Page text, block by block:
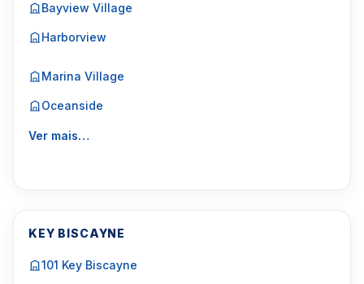
Bayview Village
Harborview
Marina Village
Oceanside
Ver mais…
KEY BISCAYNE
101 Key Biscayne